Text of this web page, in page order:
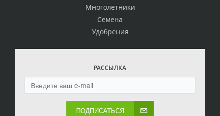
Многолетники
Семена
Удобрения
РАССЫЛКА
ПОДПИСАТЬСЯ